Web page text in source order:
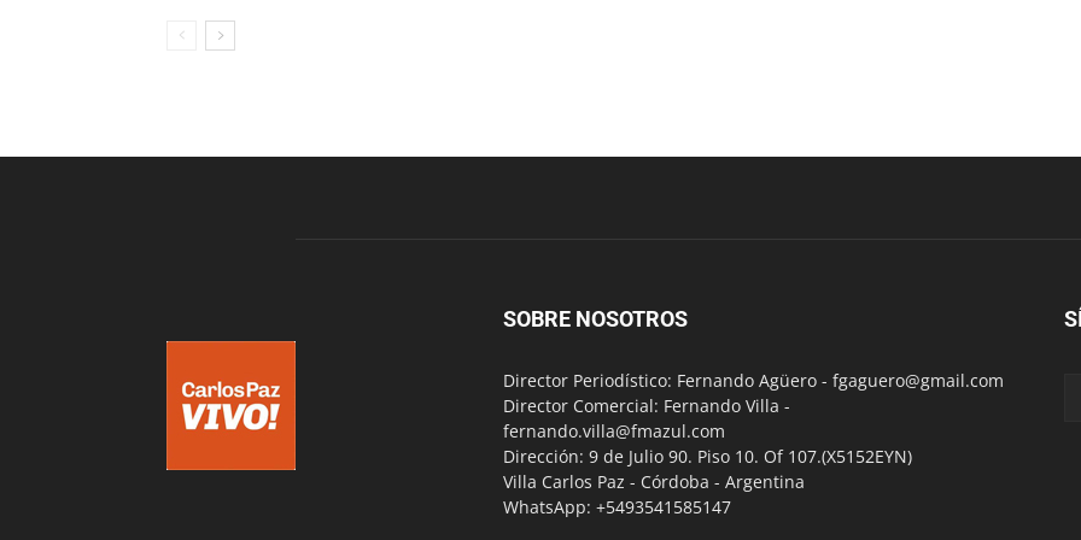
SOBRE NOSOTROS
Director Periodístico: Fernando Agüero - fgaguero@gmail.com
Director Comercial: Fernando Villa -
fernando.villa@fmazul.com
Dirección: 9 de Julio 90. Piso 10. Of 107.(X5152EYN)
Villa Carlos Paz - Córdoba - Argentina
WhatsApp: +5493541585147